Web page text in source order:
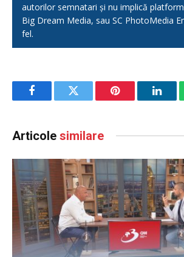
autorilor semnatari și nu implică
Big Dream Media, sau SC PhotoMedia
fel.
FacebookTwitter Pinterest
Articole similare